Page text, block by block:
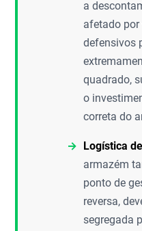
a
afetado
defensivos
quadrado,
o
correta do
Logística
armazém
ponto de
reversa,
segregada